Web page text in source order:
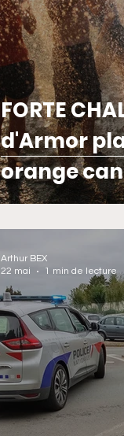
FORTE
d'Armor
orange
Arthur BEX
22 mai
1 min de lecture